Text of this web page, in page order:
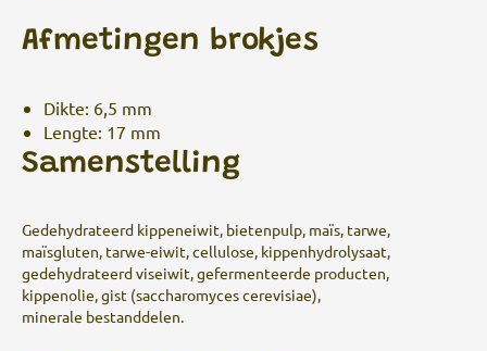
Afmetingen brokjes
Dikte: 6,5 mm
Lengte: 17 mm
Samenstelling
Gedehydrateerd kippeneiwit, bietenpulp, maïs, tarwe,
maïsgluten, tarwe-eiwit, cellulose, kippenhydrolysaat,
gedehydrateerd viseiwit, gefermenteerde producten,
kippenolie, gist (saccharomyces cerevisiae),
minerale bestanddelen.